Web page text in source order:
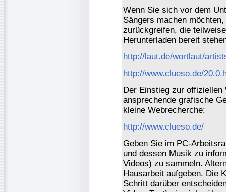
Wenn Sie sich vor dem
Sängers machen
zurückgreifen, die
Herunterladen bereit
http://laut.de/wortlaut/
http://www.clueso.de/
Der Einstieg zur
ansprechende grafische
kleine Webrecherche:
http://www.clueso.de/
Geben Sie im PC-
und dessen Musik zu
Videos) zu sammeln.
Hausarbeit aufgeben. Die
Schritt darüber